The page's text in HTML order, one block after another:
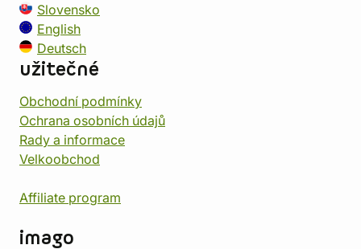
Slovensko
English
Deutsch
užitečné
Obchodní podmínky
Ochrana osobních údajů
Rady a informace
Velkoobchod
Affiliate program
imago